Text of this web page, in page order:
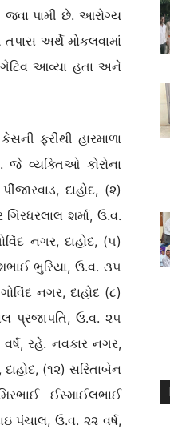
પામી છે. આરોગ્ય
અર્થે મોકલવામાં
નેગેટિવ આવ્યા હતા અને
ફરીથી હારમાળા
વ્યક્તિઓ કોરોના
દાહોદ, (૨)
શર્મા, ઉ.વ.
નગર, દાહોદ, (૫)
ભુરિયા, ઉ.વ. ૩૫
નગર, દાહોદ (૮)
પ્રજાપતિ, ઉ.વ. ૨૫
રહે. નવકાર નગર,
(૧૨) સરિતાબેન
ઈસ્માઈલભાઈ
પંચાલ, ઉ.વ. ૨૨ વર્ષ,